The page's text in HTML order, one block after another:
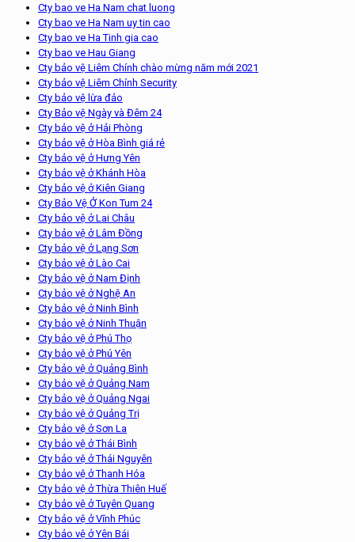
Cty bao ve Ha Nam chat luong
Cty bao ve Ha Nam uy tin cao
Cty bao ve Ha Tinh gia cao
Cty bao ve Hau Giang
Cty bảo vệ Liêm Chính chào mừng năm mới 2021
Cty bảo vệ Liêm Chính Security
Cty bảo vệ lừa đảo
Cty Bảo vệ Ngày và Đêm 24
Cty bảo vệ ở Hải Phòng
Cty bảo vệ ở Hòa Bình giá rẻ
Cty bảo vệ ở Hưng Yên
Cty bảo vệ ở Khánh Hòa
Cty bảo vệ ở Kiên Giang
Cty Bảo Vệ Ở Kon Tum 24
Cty bảo vệ ở Lai Châu
Cty bảo vệ ở Lâm Đồng
Cty bảo vệ ở Lạng Sơn
Cty bảo vệ ở Lào Cai
Cty bảo vệ ở Nam Định
Cty bảo vệ ở Nghệ An
Cty bảo vệ ở Ninh Bình
Cty bảo vệ ở Ninh Thuận
Cty bảo vệ ở Phú Thọ
Cty bảo vệ ở Phú Yên
Cty bảo vệ ở Quảng Bình
Cty bảo vệ ở Quảng Nam
Cty bảo vệ ở Quảng Ngai
Cty bảo vệ ở Quảng Trị
Cty bảo vệ ở Sơn La
Cty bảo vệ ở Thái Bình
Cty bảo vệ ở Thái Nguyên
Cty bảo vệ ở Thanh Hóa
Cty bảo vệ ở Thừa Thiên Huế
Cty bảo vệ ở Tuyên Quang
Cty bảo vệ ở Vĩnh Phúc
Cty bảo vệ ở Yên Bái